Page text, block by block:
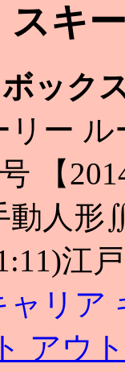
スキ
ック
リー
【
動人形
江
ャリア
アウ